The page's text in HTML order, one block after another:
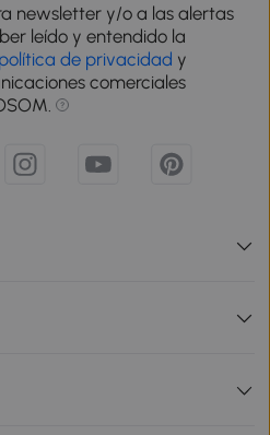
newsletter y/o a las alertas
leído y entendido la
política de privacidad y
comerciales